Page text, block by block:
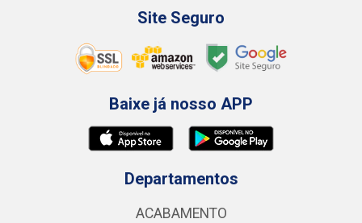
Site Seguro
Baixe já nosso APP
Departamentos
ACABAMENTO